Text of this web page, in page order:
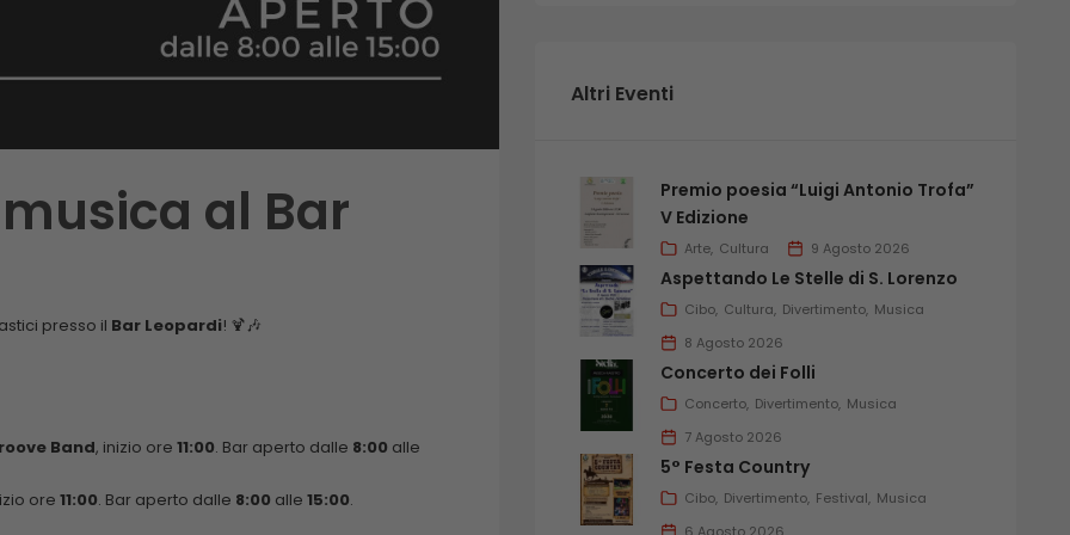
al Bar
presso il Bar Leopardi! 🍹🎶
Band, inizio ore 11:00. Bar aperto dalle 8:00 alle
ore 11:00. Bar aperto dalle 8:00 alle 15:00.
Altri Eventi
Premio poesia “Luigi Antonio Trofa”
V Edizione
Arte Cultura 9 Agosto 2026
Aspettando Le Stelle di S. Lorenzo
Cibo Cultura Divertimento Musica
8 Agosto 2026
Concerto dei Folli
Concerto Divertimento Musica
7 Agosto 2026
5° Festa Country
Cibo Divertimento Festival Musica
6 Agosto 2026